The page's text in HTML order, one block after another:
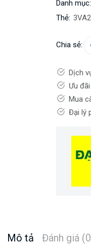
Danh mục:
Thẻ:
Chia sẻ:
Dịch
Ưu
Mua
Đại lý
Mô tả Đánh giá